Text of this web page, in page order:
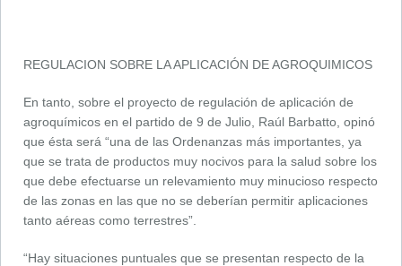
REGULACION SOBRE LA APLICACIÓN DE AGROQUIMICOS
En tanto, sobre el proyecto de regulación de aplicación de
agroquímicos en el partido de 9 de Julio, Raúl Barbatto, opinó
que ésta será “una de las Ordenanzas más importantes, ya
que se trata de productos muy nocivos para la salud sobre los
que debe efectuarse un relevamiento muy minucioso respecto
de las zonas en las que no se deberían permitir aplicaciones
tanto aéreas como terrestres”.
“Hay situaciones puntuales que se presentan respecto de la